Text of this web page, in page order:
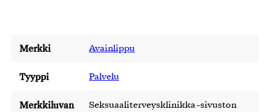
Merkki Avainlippu
Tyyppi Palvelu
Merkkiluvan
Seksuaaliterveysklinikka -sivuston